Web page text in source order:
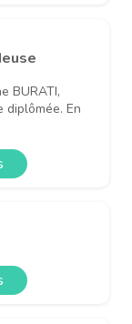
BURATI,
En